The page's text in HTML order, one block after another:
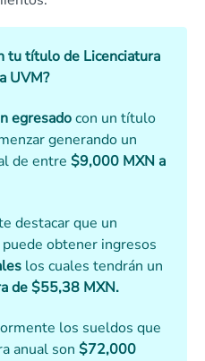
tu título de Licenciatura
UVM?
egresadocon un título
generando un
de entre $9,000 MXN a
destacar que un
obtener ingresos
los cuales tendrán un
de $55,38 MXN.
los sueldos que
anual son $72,000